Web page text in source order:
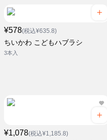
¥578(税込¥635.8)
ちいかわ こどもハブラシ
3本入
¥1,078(税込¥1,185.8)